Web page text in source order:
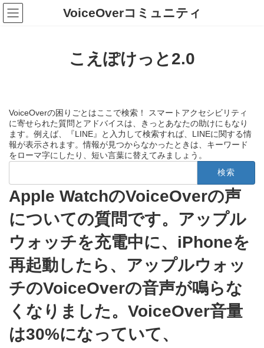
コ
ン
テ
ナ
ビ
ゲ
VoiceOverコミュニティ
こえぽけっと2.0
VoiceOverの困りごとはここで検索！ スマートアクセシビリティ
に寄せられた質問とアドバイスは、きっとあなたの助けにもなり
ます。例えば、『LINE』と入力して検索すれば、LINEに関する情
報が表示されます。情報が見つからなかったときは、キーワード
をローマ字にしたり、短い言葉に替えてみましょう。
検
Apple WatchのVoiceOverの声
についての質問です。アップル
ウォッチを充電中に、iPhoneを
再起動したら、アップルウォッ
チのVoiceOverの音声が鳴らな
くなりました。VoiceOver音量
は30%になっていて、